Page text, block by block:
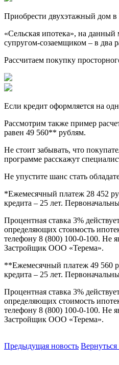
Приобрести двухэтажный дом в
«Сельская ипотека», на
супругом-созаемщиком – в два
Рассчитаем покупку
Если кредит оформляется на
Рассмотрим также пример
равен 49 560** рублям.
Не стоит забывать, что
программе расскажут
Не упустите шанс стать
*Ежемесячный платеж 28 452
кредита – 25 лет.
Процентная ставка 3%
определяющих стоимость
телефону 8 (800) 100-0-100. Не
Застройщик ООО «Терема».
**Ежемесячный платеж 49 560
кредита – 25 лет.
Процентная ставка 3%
определяющих стоимость
телефону 8 (800) 100-0-100. Не
Застройщик ООО «Терема».
Предыдущая новость